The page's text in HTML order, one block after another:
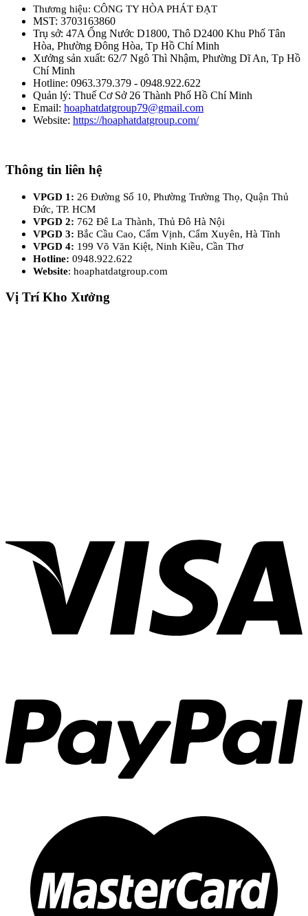
Thương hiệu: CÔNG TY HÒA PHÁT ĐẠT
MST: 3703163860
Trụ sở: 47A Ống Nước D1800, Thô D2400 Khu Phố Tân
Hòa, Phường Đông Hòa, Tp Hồ Chí Minh
Xưởng sản xuất: 62/7 Ngô Thì Nhậm, Phường Dĩ An, Tp Hồ
Chí Minh
Hotline: 0963.379.379 - 0948.922.622
Quản lý: Thuế Cơ Sở 26 Thành Phố Hồ Chí Minh
Email: hoaphatdatgroup79@gmail.com
Website: https://hoaphatdatgroup.com/
Thông tin liên hệ
VPGD 1: 26 Đường Số 10, Phường Trường Thọ, Quận Thủ
Đức, TP. HCM
VPGD 2: 762 Đê La Thành, Thủ Đô Hà Nội
VPGD 3: Bắc Cầu Cao, Cẩm Vịnh, Cẩm Xuyên, Hà Tĩnh
VPGD 4: 199 Võ Văn Kiệt, Ninh Kiều, Cần Thơ
Hotline: 0948.922.622
Website: hoaphatdatgroup.com
Vị Trí Kho Xưởng